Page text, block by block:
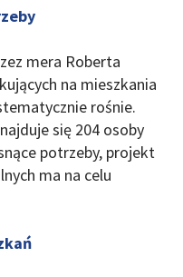
mera Roberta
na mieszkania
rośnie.
się 204 osoby
potrzeby, projekt
ma na celu